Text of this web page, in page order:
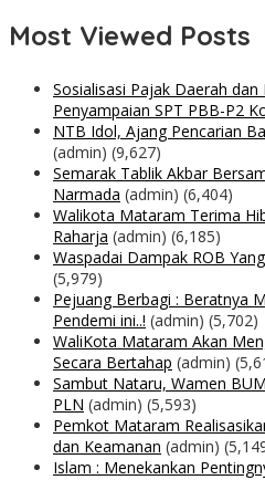
Most Viewed Posts
Sosialisasi Pajak Daerah dan
Penyampaian SPT PBB-P2
NTB Idol, Ajang Pencarian
(admin) (9,627)
Semarak Tablik Akbar
Narmada (admin) (6,404)
Walikota Mataram Terima
Raharja (admin) (6,185)
Waspadai Dampak ROB
(5,979)
Pejuang Berbagi : Beratnya
Pendemi ini..! (admin) (5,702)
WaliKota Mataram Akan
Secara Bertahap (admin)
Sambut Nataru, Wamen
PLN (admin) (5,593)
Pemkot Mataram
dan Keamanan (admin)
Islam : Menekankan